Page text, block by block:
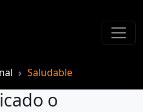
Saludable
o